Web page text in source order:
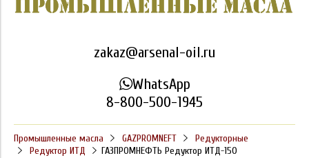
zakaz@arsenal-oil.ru
WhatsApp
8-800-500-1945
Промышленные масла GAZPROMNEFT
Редукторные
Редуктор ИТД
ГАЗПРОМНЕФТЬ Редуктор ИТД-150